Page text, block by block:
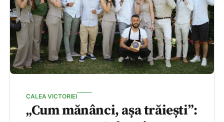
CALEA VICTORIEI
„Cum mănânci, așa trăiești”: